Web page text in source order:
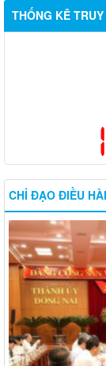
THỐNG KÊ
CHỈ ĐẠO ĐIỀU